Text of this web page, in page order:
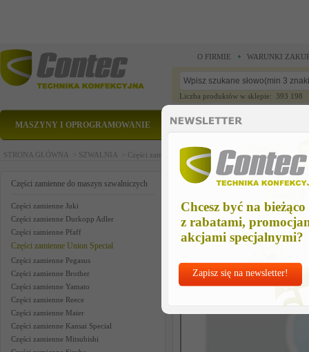
Chcesz być na bieżąco
z rabatami,
akcjami specjalnymi?
Zapisz się na newsletter!
O FIRMIE WARUNKI
Liczba produktów w sklepie: 393 198
MASZYNY I OPROGRAMOWANIE CZĘŚCI ZAMIENNE
STRONA GŁÓWNA > SZWALNIA > Części zamienne do maszyn szwalniczych >Części
Części zamienne do maszyn szwalniczych
Części zamienne Juki
Części zamienne Durkopp Adler
Części zamienne Pfaff
Części zamienne Union Special
Części zamienne Pegasus
Części zamienne Brother
Części zamienne Yamato
Części zamienne Reece
Części zamienne Maier
Części zamienne Kansai Special
Części zamienne Mitsubishi
crank shaft assm us